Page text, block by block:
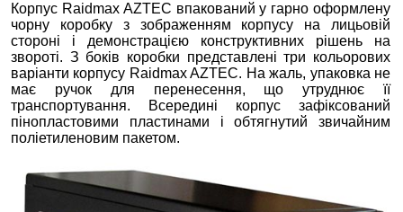
Корпус Raidmax AZTEC впакований у гарно оформлену
чорну коробку з зображенням корпусу на лицьовій
стороні і демонстрацією конструктивних рішень на
звороті. З боків коробки представлені три кольорових
варіанти корпусу Raidmax AZTEC. На жаль, упаковка не
має ручок для перенесення, що утруднює її
транспортування. Всередині корпус зафіксований
пінопластовими пластинами і обтягнутий звичайним
поліетиленовим пакетом.